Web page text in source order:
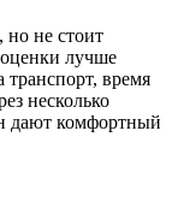
но не стоит
оценки лучше
транспорт, время
несколько
дают комфортный